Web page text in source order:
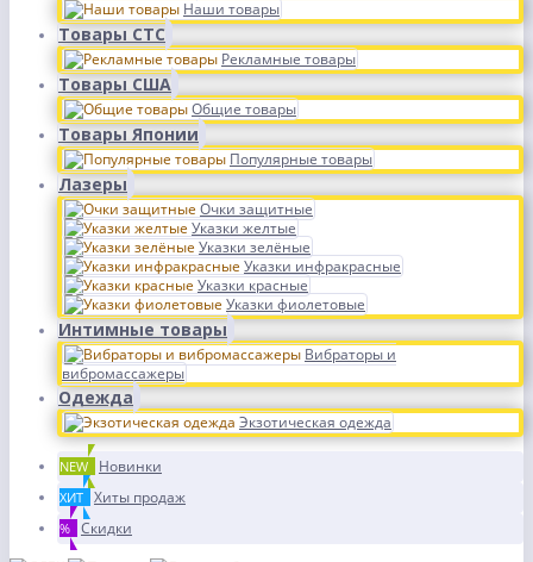
Наши товары
Товары СТС
Рекламные товары
Товары США
Общие товары
Товары Японии
Популярные товары
Лазеры
Очки защитные
Указки желтые
Указки зелёные
Указки инфракрасные
Указки красные
Указки фиолетовые
Интимные товары
Вибраторы и
вибромассажеры
Одежда
Экзотическая одежда
NEW Новинки
ХИТ Хиты продаж
% Скидки